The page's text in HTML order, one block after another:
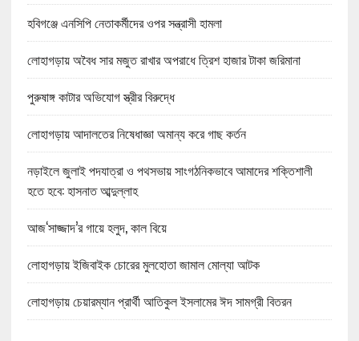
হবিগঞ্জে এনসিপি নেতাকর্মীদের ওপর সন্ত্রাসী হামলা
লোহাগড়ায় অবৈধ সার মজুত রাখার অপরাধে ত্রিশ হাজার টাকা জরিমানা
পুরুষাঙ্গ কাটার অভিযোগ স্ত্রীর বিরুদ্ধে
লোহাগড়ায় আদালতের নিষেধাজ্ঞা অমান্য করে গাছ কর্তন
নড়াইলে জুলাই পদযাত্রা ও পথসভায় সাংগঠনিকভাবে আমাদের শক্তিশালী
হতে হবে: হাসনাত আব্দুল্লাহ
আজ‘সাজ্জাদ’র গায়ে হলুদ, কাল বিয়ে
লোহাগড়ায় ইজিবাইক চোরের মুলহোতা জামাল মোল্যা আটক
লোহাগড়ায় চেয়ারম্যান প্রার্থী আতিকুল ইসলামের ঈদ সামগ্রী বিতরন